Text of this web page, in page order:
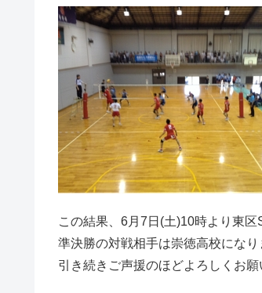
この結果、6月7日(土)10時より東
準決勝の対戦相手は崇徳高校になり
引き続きご声援のほどよろしくお願